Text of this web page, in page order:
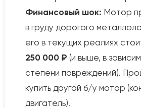
Финансовый шок: Мотор
в груду дорогого
его в текущих реалиях
250 000 ₽ (и выше, в
степени повреждений).
купить другой б/у мотор
двигатель).